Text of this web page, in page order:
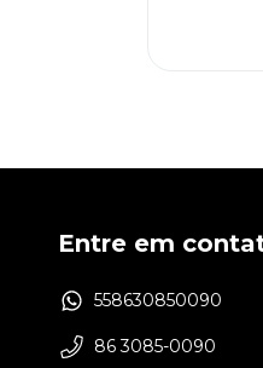
Entre em
558630850090
86 3085-0090